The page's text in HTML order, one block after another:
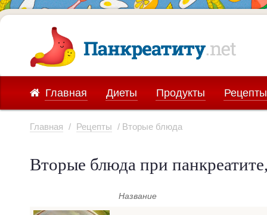
Главная Диеты Продукты Рецепты
Главная / Рецепты / Вторые блюда
Вторые блюда при
Название